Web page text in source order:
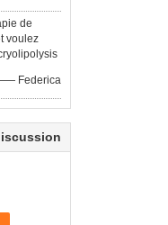
de
voulez
Federica